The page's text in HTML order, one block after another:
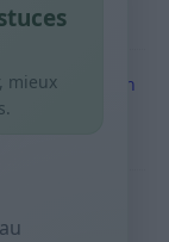
économiser en
pour
de paie
mieux